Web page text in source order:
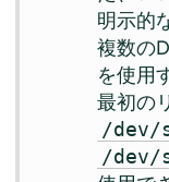
明示的
複数の
を使用
最初の
/dev/
/dev/